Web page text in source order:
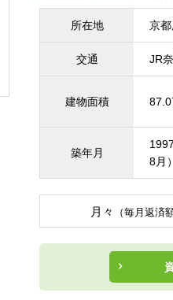
所在地 京
交通 JR
建物面積
築年月
8月）
月々 （毎月返済額